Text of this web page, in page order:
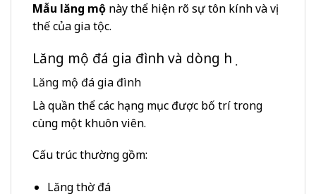
Mẫu lăng mộ này thể hiện rõ sự tôn kính và vị
thế của gia tộc.
Lăng mộ đá gia đình và dòng họ
Lăng mộ đá gia đình
Là quần thể các hạng mục được bố trí trong
cùng một khuôn viên.
Cấu trúc thường gồm:
Lăng thờ đá